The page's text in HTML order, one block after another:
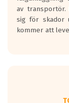
av
sig för skador
kommer att